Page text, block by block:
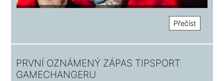
Přečíst
PRVNÍ OZNÁMENÝ ZÁPAS TIPSPORT
GAMECHANGERU